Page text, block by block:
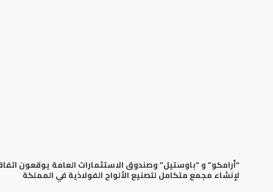
“أرامكو” و “باوستيل” وصندوق الاستثمارات العامة يوقعون
لإنشاء مجمع متكامل لتصنيع الألواح الفولاذية في المملكة